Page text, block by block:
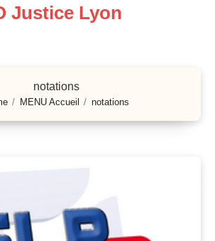
Justice Lyon
notations
MENU Accueil notations